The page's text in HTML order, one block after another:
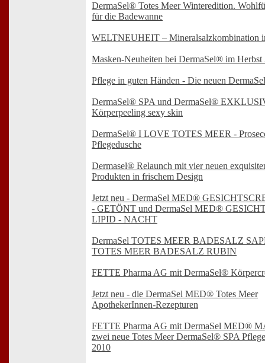
DermaSel® Totes Meer Winteredition.
für die Badewanne
WELTNEUHEIT – Mineralsalzkombination
Masken-Neuheiten bei DermaSel® im Herbst
Pflege in guten Händen - Die neuen
DermaSel® SPA und DermaSel®
Körperpeeling sexy skin
DermaSel® I LOVE TOTES MEER -
Pflegedusche
Dermasel® Relaunch mit vier neuen
Produkten in frischem Design
Jetzt neu - DermaSel MED®
- GETÖNT und DermaSel MED®
LIPID - NACHT
DermaSel TOTES MEER BADESALZ
TOTES MEER BADESALZ RUBIN
FETTE Pharma AG mit DermaSel®
Jetzt neu - die DermaSel MED® Totes Meer
ApothekerInnen-Rezepturen
FETTE Pharma AG mit DermaSel MED®
zwei neue Totes Meer DermaSel® SPA
2010